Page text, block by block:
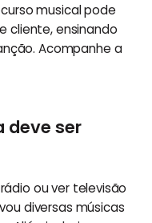
musical pode
cliente, ensinando
Acompanhe a
deve ser
ou ver televisão
diversas músicas